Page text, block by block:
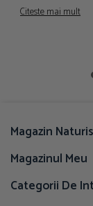
Citeste mai mult
Magazin
Magazinul Meu
Categorii De